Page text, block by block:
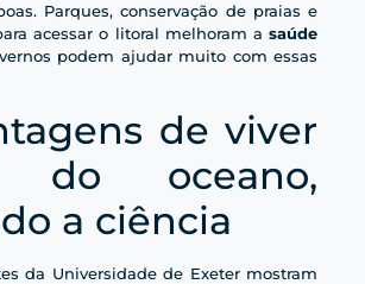
Parques, conservação de praias e
acessar o litoral melhoram a saúde
podem ajudar muito com essas
de viver
do oceano,
a ciência
da Universidade de Exeter mostram